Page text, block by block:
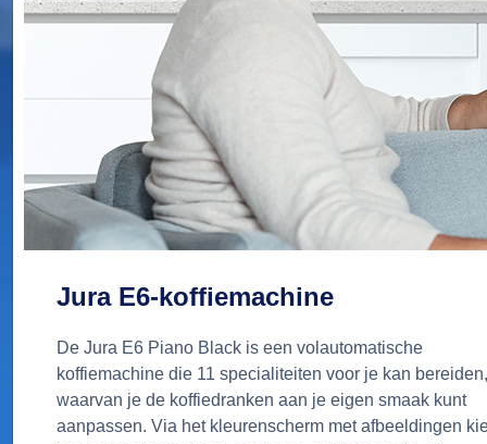
Jura E6-koffiemachine
De Jura E6 Piano Black is een volautomatische
koffiemachine die 11 specialiteiten voor je kan bereiden,
waarvan je de koffiedranken aan je eigen smaak kunt
aanpassen. Via het kleurenscherm met afbeeldingen